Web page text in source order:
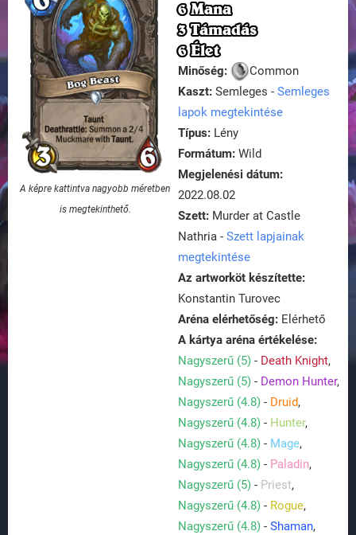
A képre kattintva nagyobb méretben
is megtekinthető.
6 Mana
3 Támadás
6 Élet
Minőség:
Common
Kaszt: Semleges - Semleges
lapok megtekintése
Típus: Lény
Formátum: Wild
Megjelenési dátum:
2022.08.02
Szett: Murder at Castle
Nathria - Szett lapjainak
megtekintése
Az artworköt készítette:
Konstantin Turovec
Aréna elérhetőség: Elérhető
A kártya aréna értékelése:
Nagyszerű (5) - Death Knight,
Nagyszerű (5) - Demon Hunter,
Nagyszerű (4.8) - Druid,
Nagyszerű (4.8) - Hunter,
Nagyszerű (4.8) - Mage,
Nagyszerű (4.8) - Paladin,
Nagyszerű (5) - Priest,
Nagyszerű (4.8) - Rogue,
Nagyszerű (4.8) - Shaman,